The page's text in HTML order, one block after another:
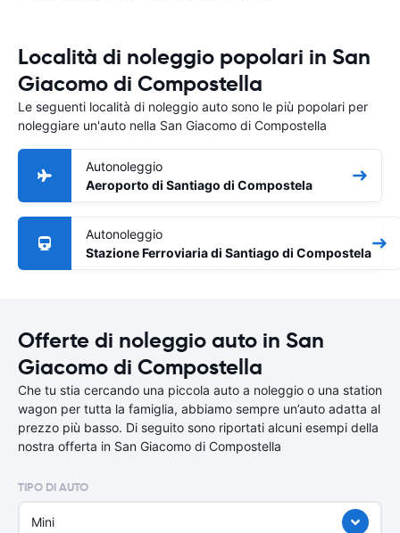
Località di noleggio popolari in San
Giacomo di Compostella
Le seguenti località di noleggio auto sono le più popolari per
noleggiare un'auto nella San Giacomo di Compostella
Autonoleggio
Aeroporto di Santiago di Compostela
Autonoleggio
Stazione Ferroviaria di Santiago di Compostela
Offerte di noleggio auto in San
Giacomo di Compostella
Che tu stia cercando una piccola auto a noleggio o una station
wagon per tutta la famiglia, abbiamo sempre un’auto adatta al
prezzo più basso. Di seguito sono riportati alcuni esempi della
nostra offerta in San Giacomo di Compostella
TIPO DI AUTO
Mini